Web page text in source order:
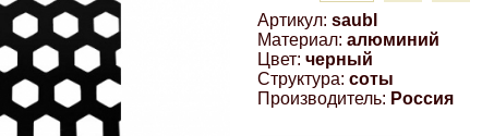
Артикул: saubl
Материал: алюминий
Цвет: черный
Структура: соты
Производитель: Россия